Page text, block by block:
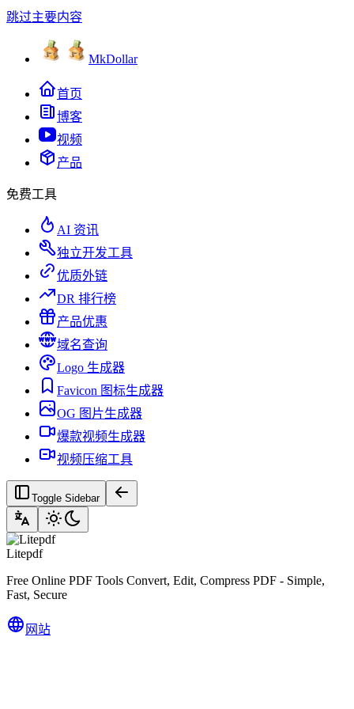
跳过主要内容
MkDollar
首页
博客
视频
产品
免费工具
AI 资讯
独立开发工具
优质外链
DR 排行榜
产品优惠
域名查询
Logo 生成器
Favicon 图标生成器
OG 图片生成器
爆款视频生成器
视频压缩工具
Toggle Sidebar
Litepdf
Free Online PDF Tools Convert, Edit, Compress PDF - Simple,
Fast, Secure
网站